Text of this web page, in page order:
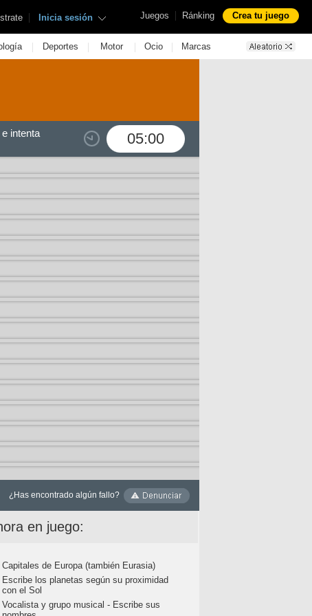
Juegos | Ránking Crea tu juego
| Inicia sesión
| Deportes | Motor | Ocio | Marcas
05:00
intenta
¿Has encontrado algún fallo?
en juego:
Capitales de Europa (también Eurasia)
Escribe los planetas según su proximidad
con el Sol
Vocalista y grupo musical - Escribe sus